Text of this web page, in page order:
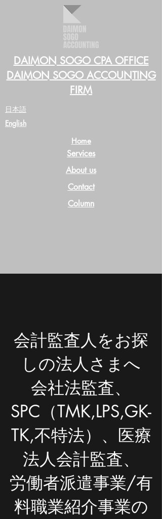
DAIMON SOGO CPA OFFICE
DAIMON SOGO ACCOUNTING
FIRM
​日本語
English
Home
Services
About us
Contact
Column
会計監査人をお探
しの法人さまへ
会社法監査、
SPC（TMK,LPS,GK-
TK,不特法）、医療
法人会計監査、
労働者派遣事業/有
料職業紹介事業の